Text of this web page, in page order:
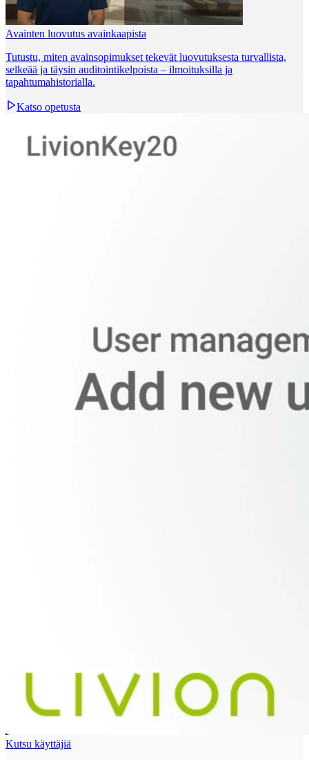
Avainten luovutus avainkaapista
Tutustu, miten avainsopimukset tekevät luovutuksesta turvallista,
selkeää ja täysin auditointikelpoista – ilmoituksilla ja
tapahtumahistorialla.
Katso opetusta
Kutsu käyttäjiä